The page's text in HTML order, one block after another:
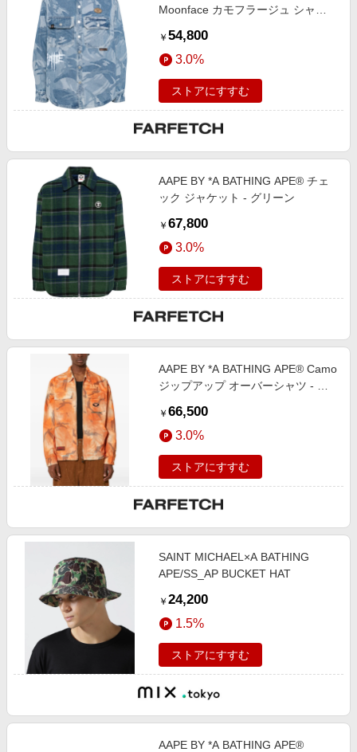
Moonface カモフラージュ シャツ -
￥ 54,800
3.0%
ストアにすすむ
AAPE BY *A BATHING APE® チェ
ック ジャケット - グリーン
￥ 67,800
3.0%
ストアにすすむ
AAPE BY *A BATHING APE® Camo
ジップアップ オーバーシャツ - オ
￥ 66,500
3.0%
ストアにすすむ
SAINT MICHAEL×A BATHING
APE/SS_AP BUCKET HAT
￥ 24,200
1.5%
ストアにすすむ
AAPE BY *A BATHING APE®